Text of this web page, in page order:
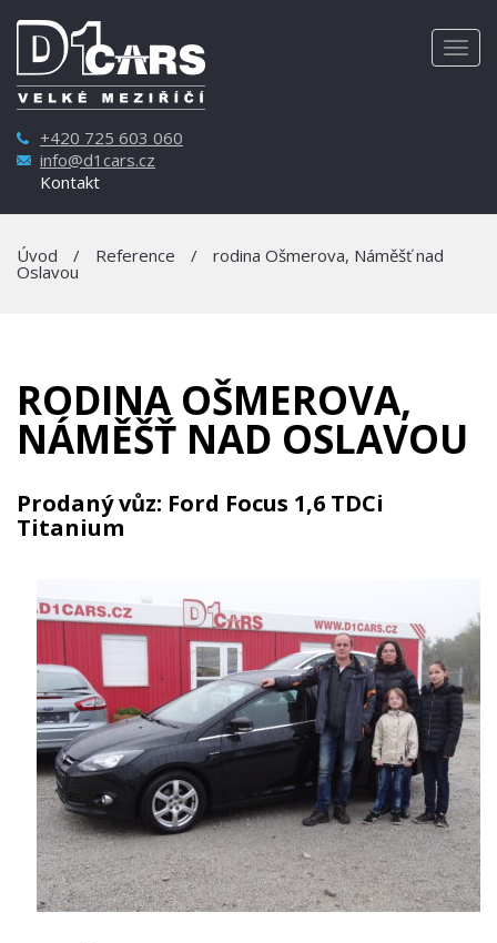
+420 725 603 060
info@d1cars.cz
Kontakt
Úvod / Reference / rodina Ošmerova, Náměšť nad
Oslavou
RODINA OŠMEROVA,
NÁMĚŠŤ NAD OSLAVOU
Prodaný vůz: Ford Focus 1,6 TDCi
Titanium